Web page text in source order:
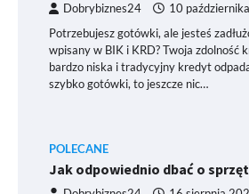
Dobrybiznes24 10
Potrzebujesz gotówki, ale jesteś
wpisany w BIK i KRD? Twoja zdolność
bardzo niska i tradycyjny kredyt
szybko gotówki, to jeszcze nic…
POLECANE
Jak odpowiednio dbać o